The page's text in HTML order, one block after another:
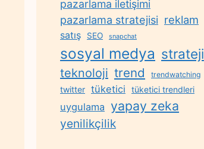
pazarlama iletişimi
pazarlama stratejisi reklam
satış SEO snapchat
sosyal medya strateji
teknoloji trend trendwatching
twitter tüketici tüketici trendleri
uygulama yapay zeka
yenilikçilik